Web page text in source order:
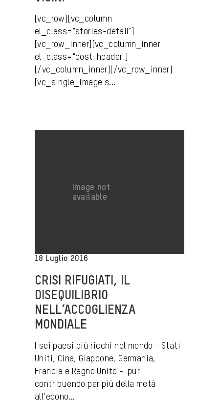
[vc_row][vc_column
el_class="stories-detail"]
[vc_row_inner][vc_column_inner
el_class="post-header"]
[/vc_column_inner][/vc_row_inner]
[vc_single_image s...
18 Luglio 2016
CRISI RIFUGIATI, IL
DISEQUILIBRIO
NELL’ACCOGLIENZA
MONDIALE
I sei paesi più ricchi nel mondo - Stati
Uniti, Cina, Giappone, Germania,
Francia e Regno Unito - pur
contribuendo per più della metà
all’econo...